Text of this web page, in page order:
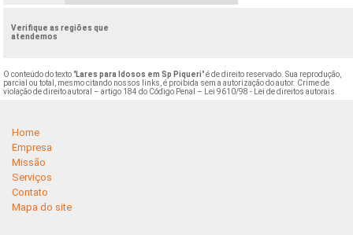
Verifique as regiões que
atendemos
O conteúdo do texto "Lares para Idosos em Sp Piqueri" é de direito reservado. Sua reprodução,
parcial ou total, mesmo citando nossos links, é proibida sem a autorização do autor. Crime de
violação de direito autoral – artigo 184 do Código Penal –
Lei 9610/98 - Lei de direitos autorais
Home
Empresa
Missão
Serviços
Contato
Mapa do site